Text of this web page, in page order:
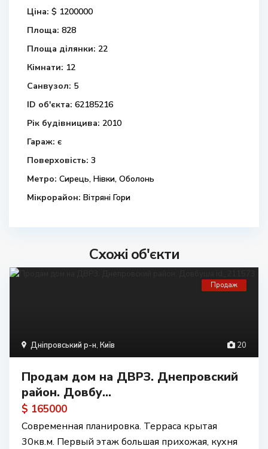
Ціна: $ 1200000
Площа: 828
Площа ділянки: 22
Кімнати: 12
Санвузол: 5
ID об'єкта: 62185216
Рік будівницива: 2010
Гараж: є
Поверховість: 3
Метро: Сирець, Нівки, Оболонь
Мікрорайон: Вітряні Гори
Схожі об'єкти
20
Дніпровський р-н, Київ
Продаж
Продам дом на ДВРЗ. Днепровский
район. Довбу...
$ 165000
Современная планировка. Терраса крытая
30кв.м. Первый этаж большая прихожая, кухня